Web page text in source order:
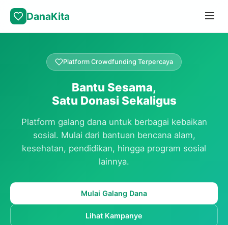
DanaKita
Platform Crowdfunding Terpercaya
Bantu Sesama,
Satu Donasi Sekaligus
Platform galang dana untuk berbagai kebaikan
sosial. Mulai dari bantuan bencana alam,
kesehatan, pendidikan, hingga program sosial
lainnya.
Mulai Galang Dana
Lihat Kampanye